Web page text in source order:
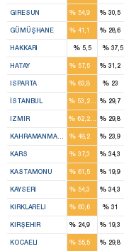
GIRESUN %54,9 %30,5
GÜMÜŞHANE %41,1 %28,6
HAKKARI % 5,5 %37,5
HATAY %57,5 %31,2
ISPARTA %63,8 %23
İSTANBUL % 53,2 %29,7
IZMIR % 62,2 %29,8
KAHRAMANMARAŞ%48,2 %23,9
KARS %37,3 %34,3
KASTAMONU %61,5 %19,9
KAYSERI %54,3 %34,3
KIRKLARELI %60,6 %31
KIRŞEHIR %24,9 %19,3
KOCAELI %55,5 %29,8